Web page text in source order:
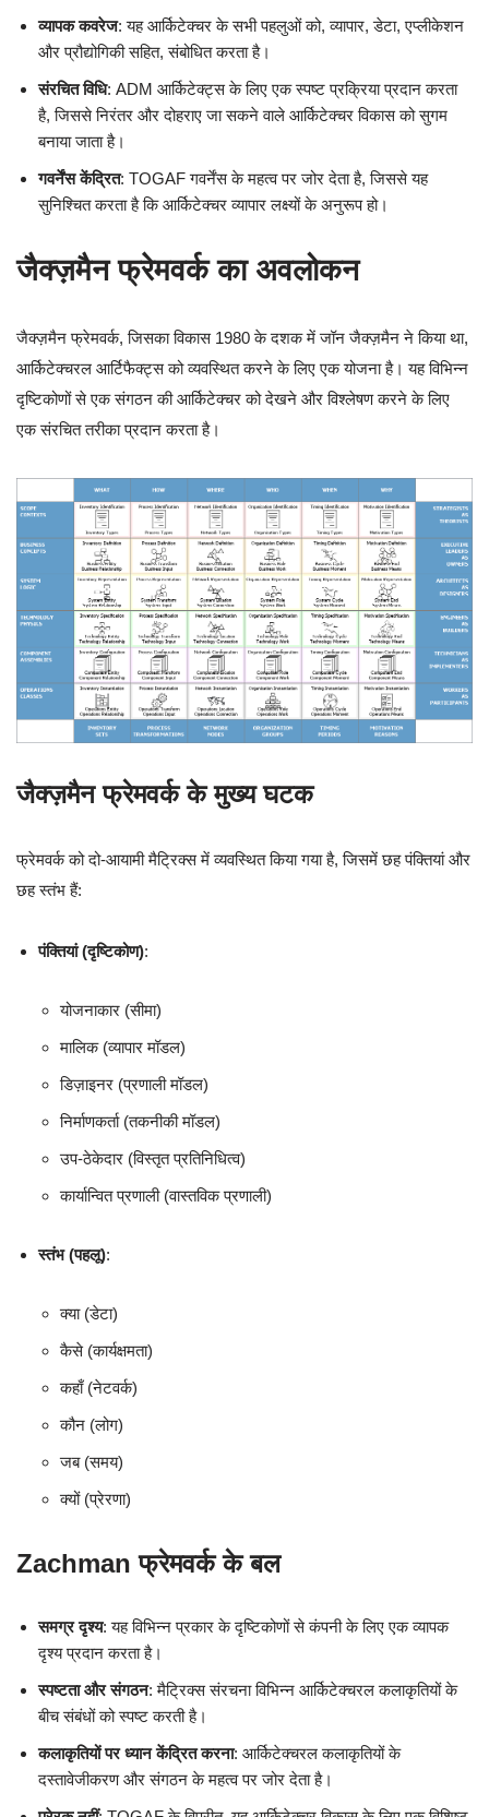
व्यापक कवरेज: यह आर्किटेक्चर के सभी पहलुओं को, व्यापार, डेटा, एप्लीकेशन
और प्रौद्योगिकी सहित, संबोधित करता है।
संरचित विधि: ADM आर्किटेक्ट्स के लिए एक स्पष्ट प्रक्रिया प्रदान करता
है, जिससे निरंतर और दोहराए जा सकने वाले आर्किटेक्चर विकास को सुगम
बनाया जाता है।
गवर्नेंस केंद्रित: TOGAF गवर्नेंस के महत्व पर जोर देता है, जिससे यह
सुनिश्चित करता है कि आर्किटेक्चर व्यापार लक्ष्यों के अनुरूप हो।
जैक्ज़मैन फ्रेमवर्क का अवलोकन
जैक्ज़मैन फ्रेमवर्क, जिसका विकास 1980 के दशक में जॉन जैक्ज़मैन ने किया था,
आर्किटेक्चरल आर्टिफैक्ट्स को व्यवस्थित करने के लिए एक योजना है। यह विभिन्न
दृष्टिकोणों से एक संगठन की आर्किटेक्चर को देखने और विश्लेषण करने के लिए
एक संरचित तरीका प्रदान करता है।
जैक्ज़मैन फ्रेमवर्क के मुख्य घटक
फ्रेमवर्क को दो-आयामी मैट्रिक्स में व्यवस्थित किया गया है, जिसमें छह पंक्तियां और
छह स्तंभ हैं:
पंक्तियां (दृष्टिकोण):
योजनाकार (सीमा)
मालिक (व्यापार मॉडल)
डिज़ाइनर (प्रणाली मॉडल)
निर्माणकर्ता (तकनीकी मॉडल)
उप-ठेकेदार (विस्तृत प्रतिनिधित्व)
कार्यान्वित प्रणाली (वास्तविक प्रणाली)
स्तंभ (पहलू):
क्या (डेटा)
कैसे (कार्यक्षमता)
कहाँ (नेटवर्क)
कौन (लोग)
जब (समय)
क्यों (प्रेरणा)
Zachman फ्रेमवर्क के बल
समग्र दृश्य: यह विभिन्न प्रकार के दृष्टिकोणों से कंपनी के लिए एक व्यापक
दृश्य प्रदान करता है।
स्पष्टता और संगठन: मैट्रिक्स संरचना विभिन्न आर्किटेक्चरल कलाकृतियों के
बीच संबंधों को स्पष्ट करती है।
कलाकृतियों पर ध्यान केंद्रित करना: आर्किटेक्चरल कलाकृतियों के
दस्तावेजीकरण और संगठन के महत्व पर जोर देता है।